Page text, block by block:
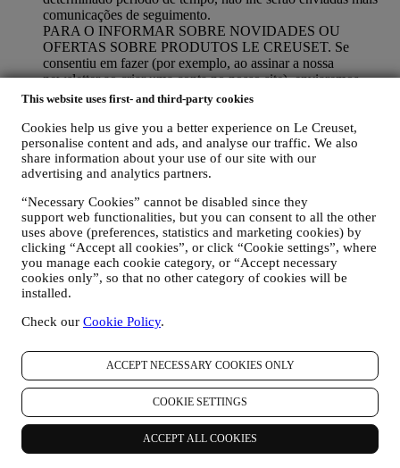
This website uses first- and third-party cookies
Cookies help us give you a better experience on Le Creuset,
personalise content and ads, and analyse our traffic. We also
share information about your use of our site with our
advertising and analytics partners.
“Necessary Cookies” cannot be disabled since they
support web functionalities, but you can consent to all the other
uses above (preferences, statistics and marketing cookies) by
clicking “Accept all cookies”, or click “Cookie settings”, where
you manage each cookie category, or “Accept necessary
cookies only”, so that no other category of cookies will be
installed.
Check our Cookie Policy.
ACCEPT NECESSARY COOKIES ONLY
COOKIE SETTINGS
ACCEPT ALL COOKIES
comunicações de seguimento.
PARA O INFORMAR SOBRE NOVIDADES OU
OFERTAS SOBRE PRODUTOS LE CREUSET. Se
consentiu em fazer (por exemplo, ao assinar a nossa
newsletter ao criar uma conta no nosso site), enviaremos
comunicações de marketing personalizadas e notícias sobre
subsidiárias da marca, afiliadas locais e parceiros, dependendo
também das suas preferências. Entraremos em contato por e-
mail, SMS ou redes social, mas também usando meios
automatizados. Essas comunicações estarão relacionadas com
exclusivos, concursos, pesquisas, demonstrações organizadas
pela Le Creuset ou ofertas especiais. Estas comunicações
podem ser selecionadas ou personalizadas para si com base
nos detalhes que possuímos sobre si, como a sua localização,
histórico de compras ou preferências dos nossos produtos.
Usaremos os seus dados para entender melhor os seus
comunicações para torná-las mais relevantes e interessantes.
sobre a abertura de e-mails e cliques usando tecnologias
padrão do setor (incluindo pixels de rastreamento em e-mail)
que nos ajudam a monitorar as nossas newsletters. Este
processamento é baseado no seu consentimento em receber
nossas comunicações personalizadas de marketing. A opção
de inscrição pode ser exercida nos pontos em que as